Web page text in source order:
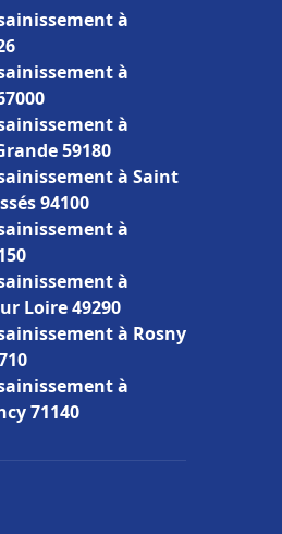
à
à
à
59180
à Saint
94100
à
à
Loire 49290
à Rosny
à
71140